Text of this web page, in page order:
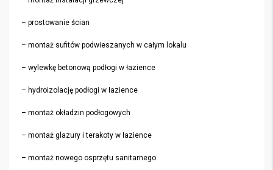
– prostowanie ścian
– montaż sufitów podwieszanych w całym lokalu
– wylewkę betonową podłogi w łazience
– hydroizolację podłogi w łazience
– montaż okładzin podłogowych
– montaż glazury i terakoty w łazience
– montaż nowego osprzętu sanitarnego